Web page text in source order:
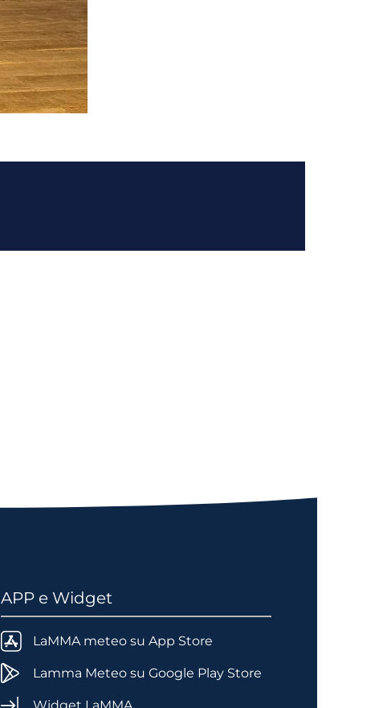
APP e Widget
LaMMA meteo su App Store
Lamma Meteo su Google Play Store